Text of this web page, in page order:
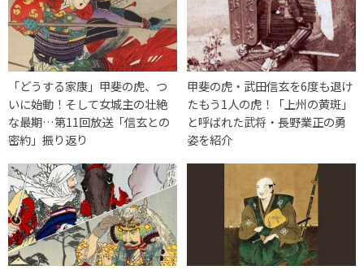
「どうする家康」甲斐の虎、つ
いに始動！そして女城主の壮絶
な最期…第11回放送「信玄との
密約」振り返り
甲斐の虎・武田信玄を6度も退け
たもう1人の虎！「上州の黄斑」
と呼ばれた武将・長野業正の勇
姿を紹介